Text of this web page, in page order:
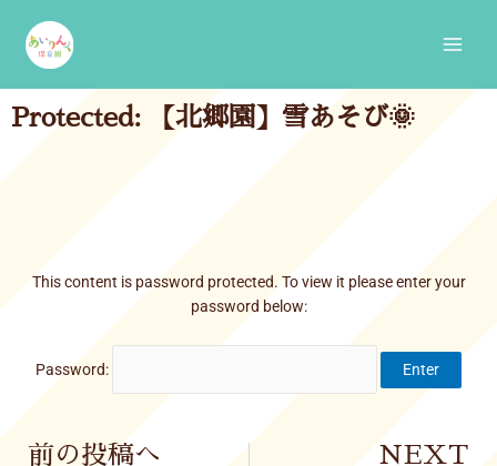
content
Protected: 【北郷園】雪あそび🌞
This content is password protected. To view it please enter your
password below:
Password:
Prev
前の投稿へ NEXT